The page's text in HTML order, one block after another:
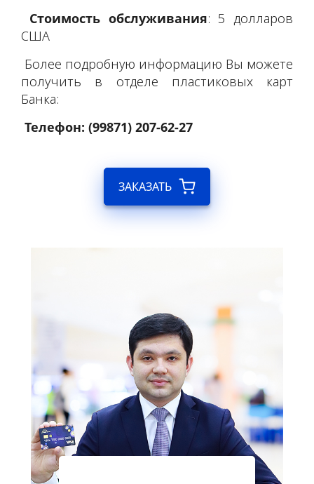
Стоимость обслуживания: 5 долларов
США
Более подробную информацию Вы можете
получить в отделе пластиковых карт
Банка:
Телефон: (99871) 207-62-27
ЗАКАЗАТЬ